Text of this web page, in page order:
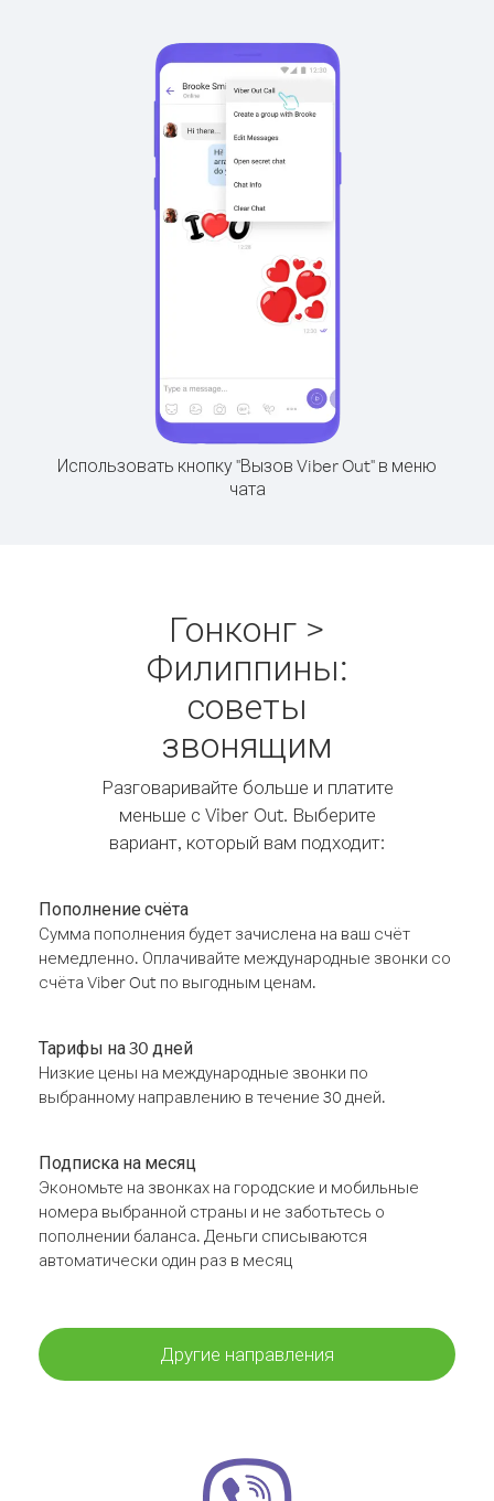
Использовать кнопку "Вызов Viber Out" в меню
чата
Гонконг >
Филиппины:
советы
звонящим
Разговаривайте больше и платите
меньше с Viber Out. Выберите
вариант, который вам подходит:
Пополнение счёта
Сумма пополнения будет зачислена на ваш счёт
немедленно. Оплачивайте международные звонки со
счёта Viber Out по выгодным ценам.
Тарифы на 30 дней
Низкие цены на международные звонки по
выбранному направлению в течение 30 дней.
Подписка на месяц
Экономьте на звонках на городские и мобильные
номера выбранной страны и не заботьтесь о
пополнении баланса. Деньги списываются
автоматически один раз в месяц
Другие направления